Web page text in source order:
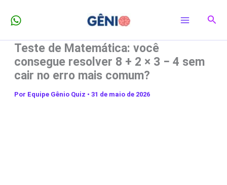
para
conteúdo
Teste de Matemática: você
consegue resolver 8 + 2 × 3 − 4 sem
cair no erro mais comum?
Por Equipe Gênio Quiz • 31 de maio de 2026